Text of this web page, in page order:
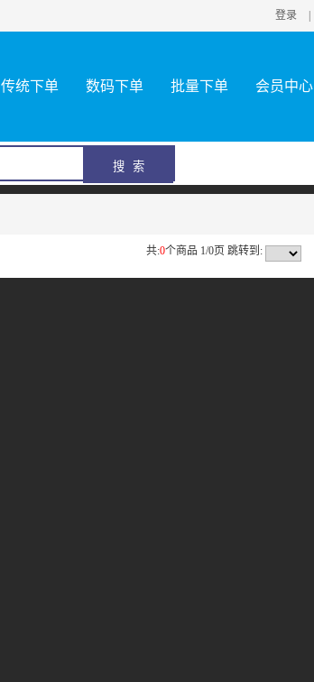
登录
传统下单 数码下单 批量下单 会员中心
共:0个商品 1/0页 跳转到: